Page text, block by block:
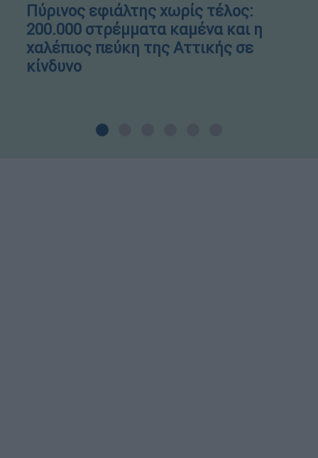
Πύρινος εφιάλτης χωρίς τέλος:
200.000 στρέμματα καμένα και η
χαλέπιος πεύκη της Αττικής σε
κίνδυνο